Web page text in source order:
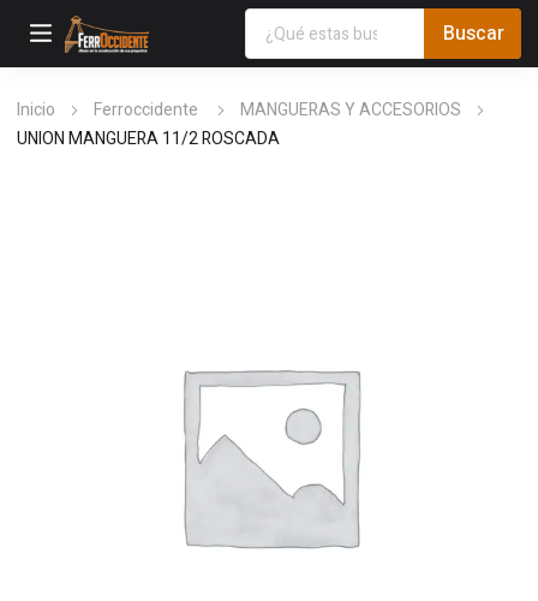
Inicio Ferroccidente
MANGUERAS Y ACCESORIOS
UNION MANGUERA 11/2 ROSCADA